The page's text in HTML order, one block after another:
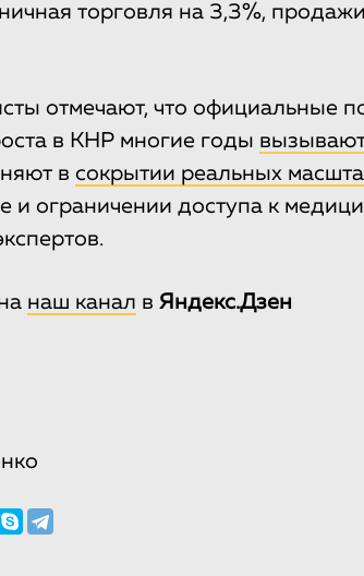
торговля на 3,3%,
отмечают, что официальные
в КНР многие годы
в сокрытии реальных
и ограничении доступа к
наш канал в Яндекс.Дзен